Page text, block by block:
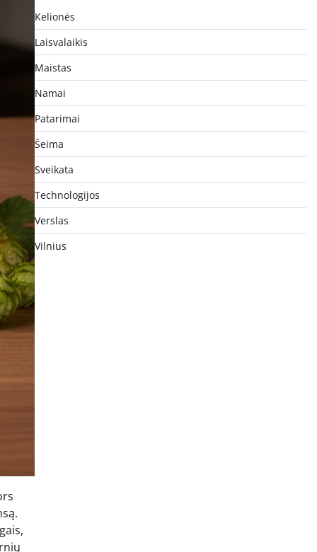
Kelionės
Laisvalaikis
Maistas
Namai
Patarimai
Šeima
Sveikata
Technologijos
Verslas
Vilnius